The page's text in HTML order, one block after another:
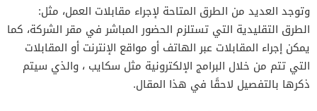
وتوجد العديد من الطرق المتاحة لإجراء مقابلات العمل، مثل:
الطرق التقليدية التي تستلزم الحضور المباشر في مقر الشركة، كما
يمكن إجراء المقابلات عبر الهاتف أو مواقع الإنترنت أو المقابلات
التي تتم من خلال البرامج الإلكترونية مثل سكايب ، والذي سيتم
ذكرها بالتفصيل لاحقًا في هذا المقال.